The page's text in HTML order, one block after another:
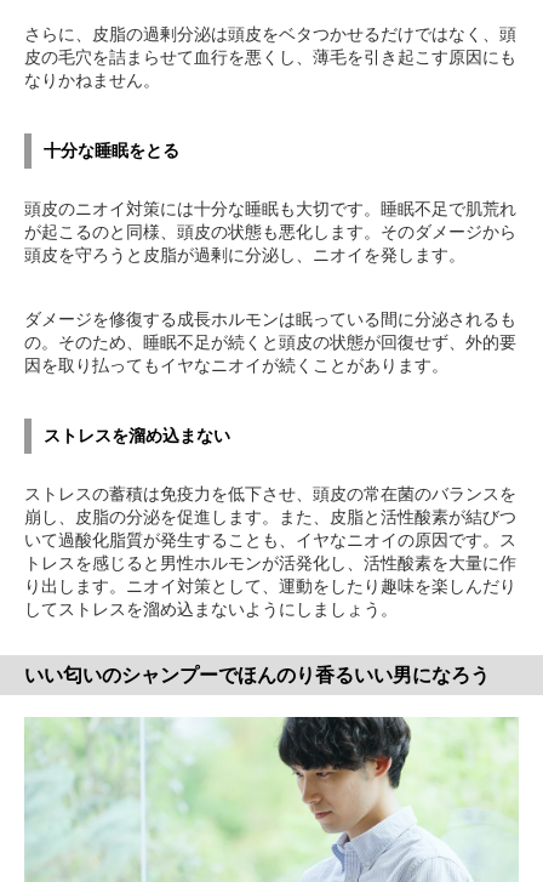
さらに、皮脂の過剰分泌は頭皮をベタつかせるだけではなく、頭
皮の毛穴を詰まらせて血行を悪くし、薄毛を引き起こす原因にも
なりかねません。
十分な睡眠をとる
頭皮のニオイ対策には十分な睡眠も大切です。睡眠不足で肌荒れ
が起こるのと同様、頭皮の状態も悪化します。そのダメージから
頭皮を守ろうと皮脂が過剰に分泌し、ニオイを発します。
ダメージを修復する成長ホルモンは眠っている間に分泌されるも
の。そのため、睡眠不足が続くと頭皮の状態が回復せず、外的要
因を取り払ってもイヤなニオイが続くことがあります。
ストレスを溜め込まない
ストレスの蓄積は免疫力を低下させ、頭皮の常在菌のバランスを
崩し、皮脂の分泌を促進します。また、皮脂と活性酸素が結びつ
いて過酸化脂質が発生することも、イヤなニオイの原因です。ス
トレスを感じると男性ホルモンが活発化し、活性酸素を大量に作
り出します。ニオイ対策として、運動をしたり趣味を楽しんだり
してストレスを溜め込まないようにしましょう。
いい匂いのシャンプーでほんのり香るいい男になろう